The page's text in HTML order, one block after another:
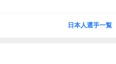
日本人選手一覧